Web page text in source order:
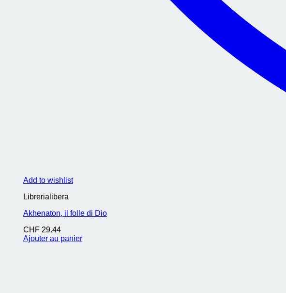
Add to wishlist
Librerialibera
Akhenaton, il folle di Dio
CHF 29.44
Ajouter au panier